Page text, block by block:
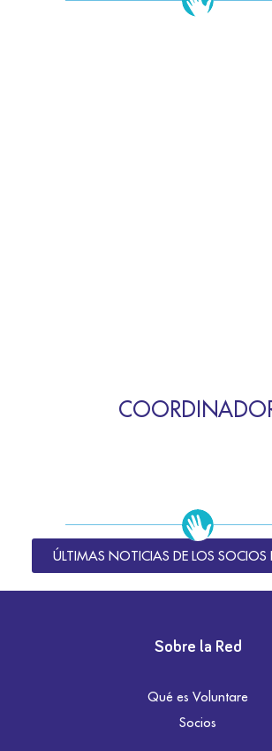
ÚLTIMAS NOTICIAS DE LOS SOCIOS
Sobre la Red
Qué es Voluntare
Socios